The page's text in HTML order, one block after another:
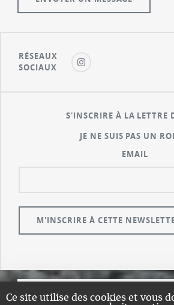
Ce site utilise des cookies et vous
RÉSEAUX
SOCIAUX
S'INSCRIRE À LA LETTRE
JE NE SUIS PAS UN
EMAIL
© GUALENI.COM